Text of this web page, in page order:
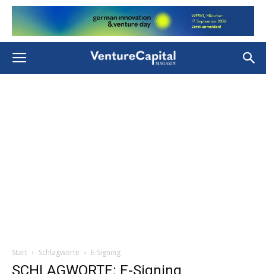
Start Schlagworte E-Signing
SCHLAGWORTE: E-Signing